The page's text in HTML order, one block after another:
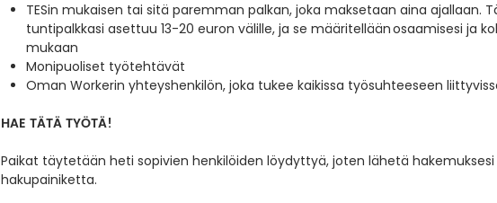
TESin mukaisen tai sitä paremman palkan, joka maksetaan aina ajallaan.
tuntipalkkasi asettuu 13-20 euron välille, ja se määritellään osaamisesi ja
mukaan
Monipuoliset työtehtävät
Oman Workerin yhteyshenkilön, joka tukee kaikissa työsuhteeseen
HAE TÄTÄ TYÖTÄ!
Paikat täytetään heti sopivien henkilöiden löydyttyä, joten lähetä hakemuksesi
hakupainiketta.